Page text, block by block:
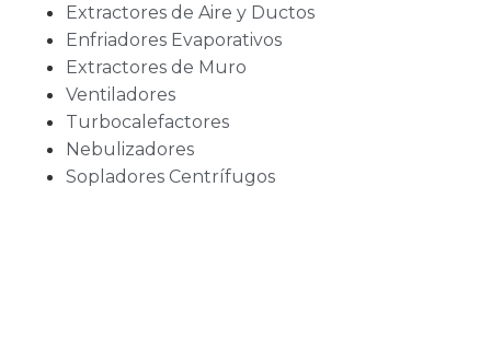
Extractores de Aire y Ductos
Enfriadores Evaporativos
Extractores de Muro
Ventiladores
Turbocalefactores
Nebulizadores
Sopladores Centrífugos